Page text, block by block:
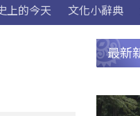
上的今天 文化小辭典
最新